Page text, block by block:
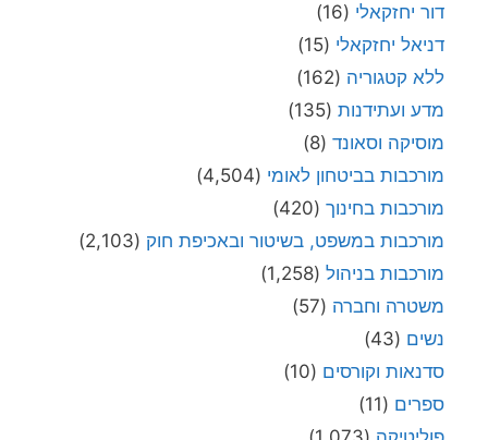
דור יחזקאלי (16)
דניאל יחזקאלי (15)
ללא קטגוריה (162)
מדע ועתידנות (135)
מוסיקה וסאונד (8)
מורכבות בביטחון לאומי (4,504)
מורכבות בחינוך (420)
מורכבות במשפט, בשיטור ובאכיפת חוק (2,103)
מורכבות בניהול (1,258)
משטרה וחברה (57)
נשים (43)
סדנאות וקורסים (10)
ספרים (11)